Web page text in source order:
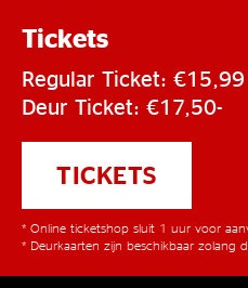
Tickets
Regular Ticket:
Deur Ticket: €17,50-
TICKETS
* Online ticketshop sluit 1 uur voor
* Deurkaarten zijn beschikbaar zolang